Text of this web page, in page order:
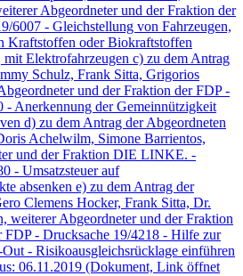
Abgeordneter und der Fraktion der
6007 - Gleichstellung von Fahrzeugen,
Kraftstoffen oder Biokraftstoffen
mit Elektrofahrzeugen c) zu dem Antrag
Schulz, Frank Sitta, Grigorios
und der Fraktion der FDP -
- Anerkennung der Gemeinnützigkeit
d) zu dem Antrag der Abgeordneten
Achelwilm, Simone Barrientos,
und der Fraktion DIE LINKE. -
- Umsatzsteuer auf
absenken e) zu dem Antrag der
Clemens Hocker, Frank Sitta, Dr.
weiterer Abgeordneter und der Fraktion
FDP - Drucksache 19/4218 - Hilfe zur
- Risikoausgleichsrücklage einführen
06.11.2019 (Dokument, Link öffnet